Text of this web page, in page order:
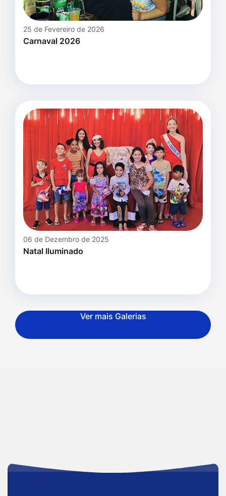
25 de Fevereiro de 2026
Carnaval 2026
06 de Dezembro de 2025
Natal Iluminado
Ver mais Galerias